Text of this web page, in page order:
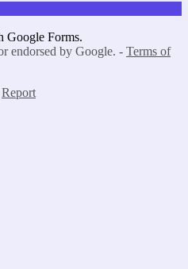
Google Forms.
endorsed by Google. - Terms of
Report